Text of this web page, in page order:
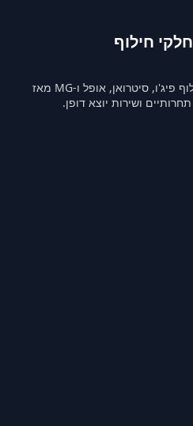
חילוף
השותף המהימן שלכם לחלקי חילוף פיג'ו, סיטרואן, אופל ו-MG מאז